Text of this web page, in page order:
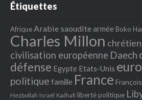
Étiquettes
AfriqueArabie saoudite armée Boko
Charles Millon
civilisation européenne Daech
défense Egypte Etats‐Unis
politique famille France
Hezbollah Israël Kadhafi liberté politique